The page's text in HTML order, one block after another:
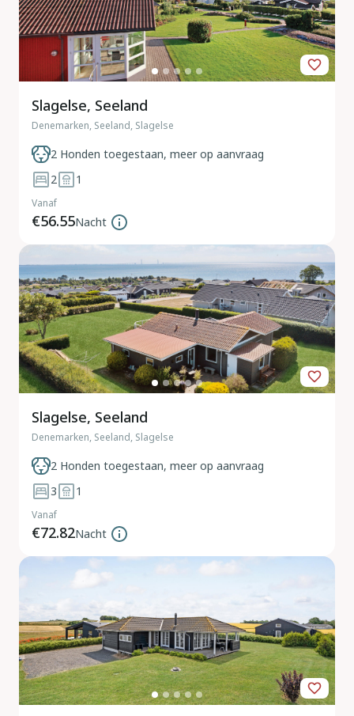
Slagelse, Seeland
Denemarken, Seeland, Slagelse
2 Honden toegestaan, meer op aanvraag
2
1
Vanaf
€56.55Nacht
Slagelse, Seeland
Denemarken, Seeland, Slagelse
2 Honden toegestaan, meer op aanvraag
3
1
Vanaf
€72.82Nacht